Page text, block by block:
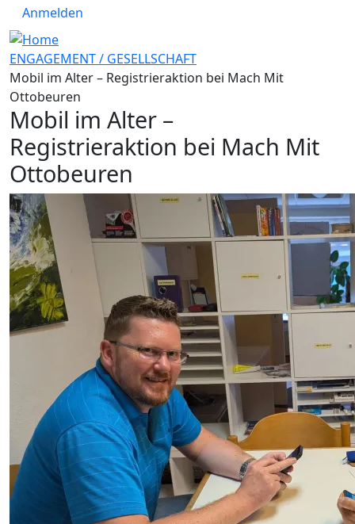
Anmelden
ENGAGEMENT / GESELLSCHAFT
Mobil im Alter – Registrieraktion bei Mach Mit
Ottobeuren
Mobil im Alter –
Registrieraktion bei Mach Mit
Ottobeuren